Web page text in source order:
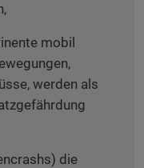
mobil
werden als
die